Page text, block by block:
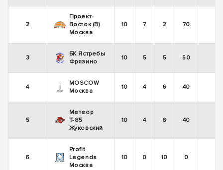
2
Проект-
Восток (В)
Москва
10 7 2 70
3
БК Ястребы
Фрязино
10 5 5 50
4
MOSCOW
Москва
10 4 6 40
5
Метеор
Т-85
Жуковский
10 4 6 40
6
Profit
Legends
Москва
10 0 10 0